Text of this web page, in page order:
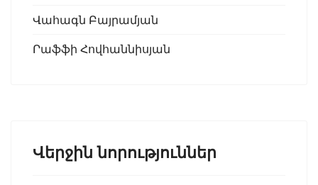
Վահագն Բայրամյան
Րաֆֆի Հովհաննիսյան
Վերջին նորություններ